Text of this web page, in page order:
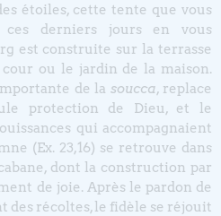
étoiles, cette tente que vous
ces derniers jours en vous
est construite sur la terrasse
cour ou le jardin de la maison.
de lasoucca, replace
protection de Dieu, et le
qui accompagnaient
(Ex. 23,16) se retrouve dans
dont la construction par
de joie. Après le pardon de
des récoltes, le fidèle se réjouit